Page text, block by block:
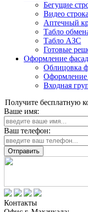
Бегущие
Видео строка
Аптечный
Табло
Табло АЗС
Готовые
Оформление
Облицовка
Входная
Получите бесплатную
Ваше имя:
Ваш телефон:
Отправить
Контакты